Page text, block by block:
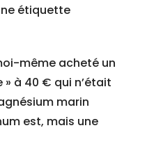
étiquette
même acheté un
à 40 € qui n’était
marin
est, mais une